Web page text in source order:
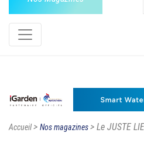
Accueil> Nos magazines> Le JUSTE